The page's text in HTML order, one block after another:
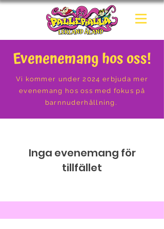
Evenenemang hos oss!
Vi kommer under 2024 erbjuda mer
evenemang hos oss med fokus på
barnnuderhållning.
Inga evenemang för
tillfället